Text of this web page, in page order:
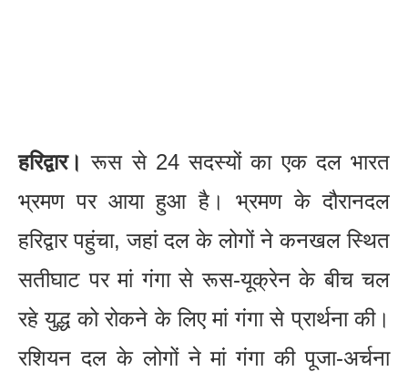
हरिद्वार। रूस से 24 सदस्यों का एक दल भारत
भ्रमण पर आया हुआ है। भ्रमण के दौरानदल
हरिद्वार पहुंचा, जहां दल के लोगों ने कनखल स्थित
सतीघाट पर मां गंगा से रूस-यूक्रेन के बीच चल
रहे युद्ध को रोकने के लिए मां गंगा से प्रार्थना की।
रशियन दल के लोगों ने मां गंगा की पूजा-अर्चना